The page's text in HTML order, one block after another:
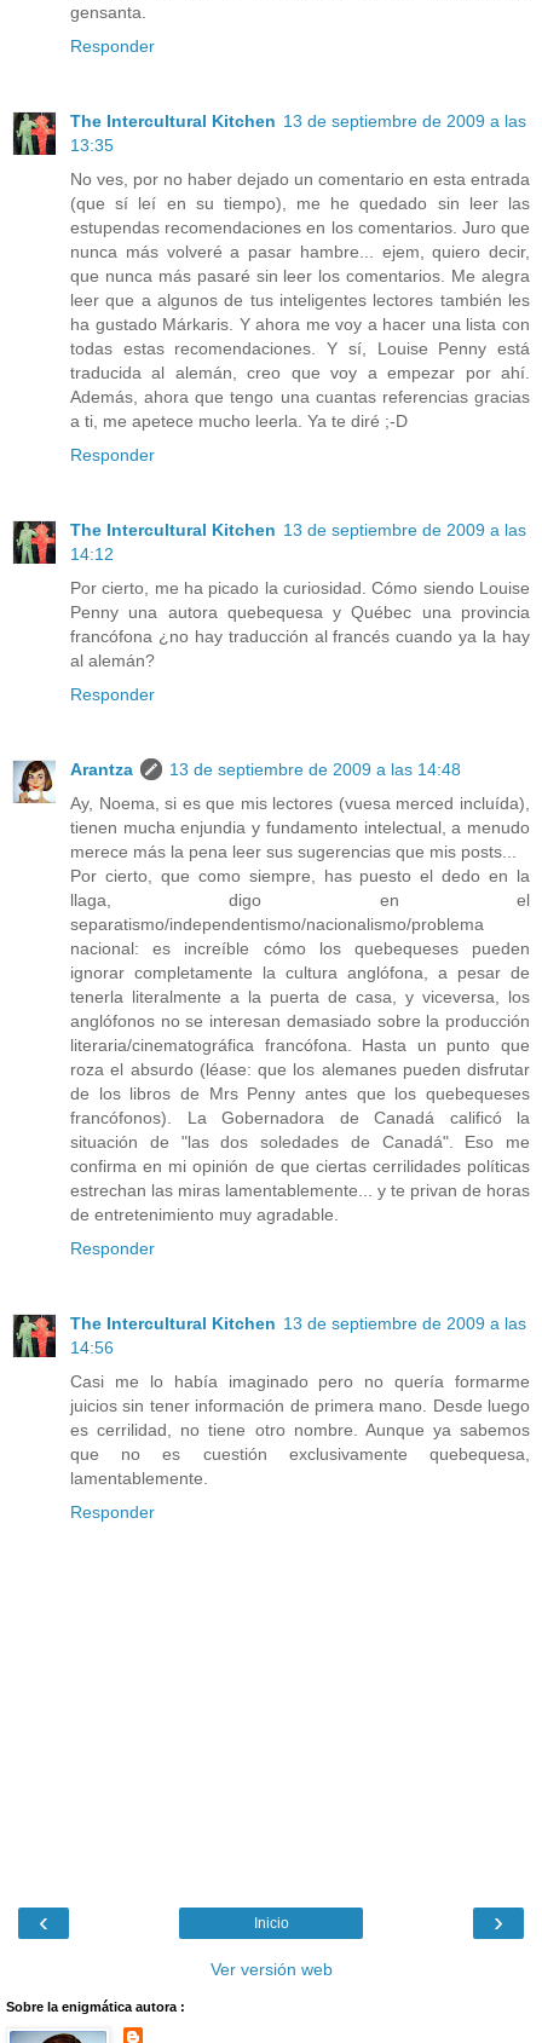
gensanta.
Responder
The Intercultural Kitchen 13 de septiembre de 2009 a las
13:35
No ves, por no haber dejado un comentario en esta entrada
(que sí leí en su tiempo), me he quedado sin leer las
estupendas recomendaciones en los comentarios. Juro que
nunca más volveré a pasar hambre... ejem, quiero decir,
que nunca más pasaré sin leer los comentarios. Me alegra
leer que a algunos de tus inteligentes lectores también les
ha gustado Márkaris. Y ahora me voy a hacer una lista con
todas estas recomendaciones. Y sí, Louise Penny está
traducida al alemán, creo que voy a empezar por ahí.
Además, ahora que tengo una cuantas referencias gracias
a ti, me apetece mucho leerla. Ya te diré ;-D
Responder
The Intercultural Kitchen 13 de septiembre de 2009 a las
14:12
Por cierto, me ha picado la curiosidad. Cómo siendo Louise
Penny una autora quebequesa y Québec una provincia
francófona ¿no hay traducción al francés cuando ya la hay
al alemán?
Responder
Arantza
13 de septiembre de 2009 a las 14:48
Ay, Noema, si es que mis lectores (vuesa merced incluída),
tienen mucha enjundia y fundamento intelectual, a menudo
merece más la pena leer sus sugerencias que mis posts...
Por cierto, que como siempre, has puesto el dedo en la
llaga, digo en el
separatismo/independentismo/nacionalismo/problema
nacional: es increíble cómo los quebequeses pueden
ignorar completamente la cultura anglófona, a pesar de
tenerla literalmente a la puerta de casa, y viceversa, los
anglófonos no se interesan demasiado sobre la producción
literaria/cinematográfica francófona. Hasta un punto que
roza el absurdo (léase: que los alemanes pueden disfrutar
de los libros de Mrs Penny antes que los quebequeses
francófonos). La Gobernadora de Canadá calificó la
situación de "las dos soledades de Canadá". Eso me
confirma en mi opinión de que ciertas cerrilidades políticas
estrechan las miras lamentablemente... y te privan de horas
de entretenimiento muy agradable.
Responder
The Intercultural Kitchen 13 de septiembre de 2009 a las
14:56
Casi me lo había imaginado pero no quería formarme
juicios sin tener información de primera mano. Desde luego
es cerrilidad, no tiene otro nombre. Aunque ya sabemos
que no es cuestión exclusivamente quebequesa,
lamentablemente.
Responder
‹ ›
Inicio
Ver versión web
Sobre la enigmática autora :